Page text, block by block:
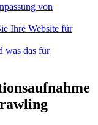
von
Ihre Website für
was das für